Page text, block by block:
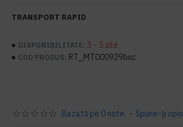
TRANSPORT RAPID
DISPONIBILITATE: 3 - 5 zile
COD PRODUS: RT_MT000929buc
Bazată pe 0 note. - Spune-ţi